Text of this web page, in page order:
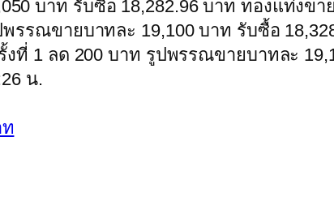
บาท รับซื้อ 18,282.96 บาท ทองแท่งขา
รรณขายบาทละ 19,100 บาท รับซื้อ
งที่ 1 ลด 200 บาท รูปพรรณขายบาทละ
น.